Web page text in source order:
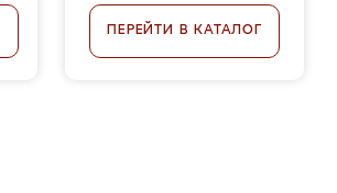
ПЕРЕЙТИ В КАТАЛОГ